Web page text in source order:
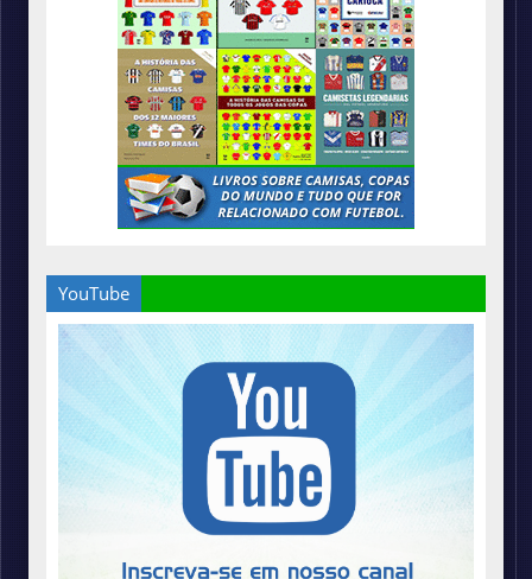
YouTube